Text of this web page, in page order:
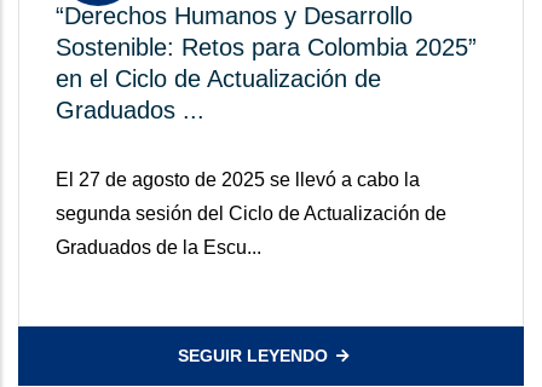
“Derechos Humanos y Desarrollo
Sostenible: Retos para Colombia 2025”
en el Ciclo de Actualización de
Graduados ...
El 27 de agosto de 2025 se llevó a cabo la
segunda sesión del Ciclo de Actualización de
Graduados de la Escu...
SEGUIR LEYENDO